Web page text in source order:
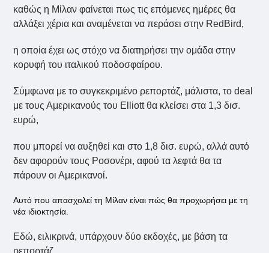
καθώς η Μίλαν φαίνεται πως τις επόμενες ημέρες θα
αλλάξει χέρια και αναμένεται να περάσει στην RedBird,
η οποία έχει ως στόχο να διατηρήσει την ομάδα στην
κορυφή του ιταλικού ποδοσφαίρου.
Σύμφωνα με το συγκεκριμένο ρεπορτάζ, μάλιστα, το deal
με τους Αμερικανούς του Elliott θα κλείσει στα 1,3 δισ.
ευρώ,
που μπορεί να αυξηθεί και στο 1,8 δισ. ευρώ, αλλά αυτό
δεν αφορούν τους Ροσονέρι, αφού τα λεφτά θα τα
πάρουν οι Αμερικανοί.
Αυτό που απασχολεί τη Μίλαν είναι πώς θα προχωρήσει με τη
νέα ιδιοκτησία.
Εδώ, ειλικρινά, υπάρχουν δύο εκδοχές, με βάση τα
ρεπορτάζ.